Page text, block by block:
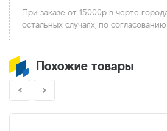
При заказе от 15000р в черте
остальных случаях, по
Похожие товары